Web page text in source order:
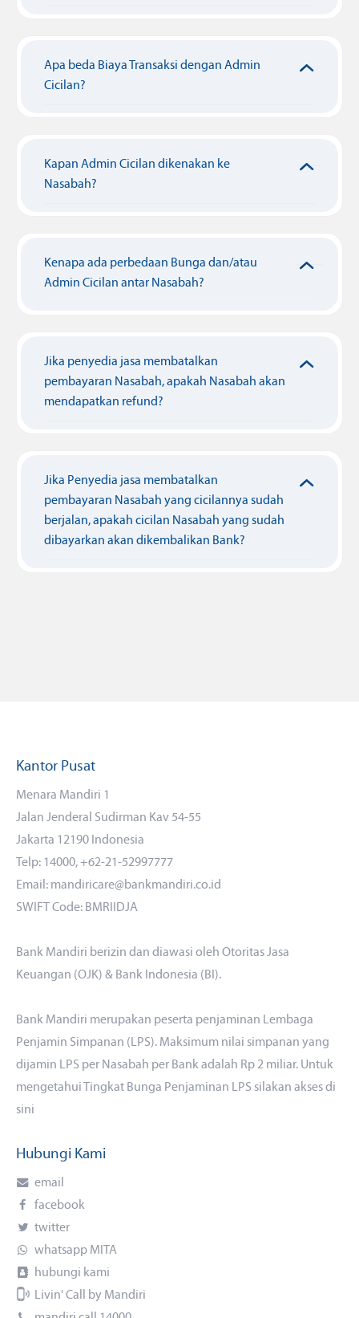
Apa beda Biaya Transaksi dengan Admin
Cicilan?
Kapan Admin Cicilan dikenakan ke
Nasabah?
Kenapa ada perbedaan Bunga dan/atau
Admin Cicilan antar Nasabah?
Jika penyedia jasa membatalkan
pembayaran Nasabah, apakah Nasabah akan
mendapatkan refund?
Jika Penyedia jasa membatalkan
pembayaran Nasabah yang cicilannya sudah
berjalan, apakah cicilan Nasabah yang sudah
dibayarkan akan dikembalikan Bank?
Kantor Pusat
Menara Mandiri 1
Jalan Jenderal Sudirman Kav 54-55
Jakarta 12190 Indonesia
Telp: 14000, +62-21-52997777
Email: mandiricare@bankmandiri.co.id
SWIFT Code: BMRIIDJA
Bank Mandiri berizin dan diawasi oleh Otoritas Jasa
Keuangan (OJK) & Bank Indonesia (BI).
Bank Mandiri merupakan peserta penjaminan Lembaga
Penjamin Simpanan (LPS). Maksimum nilai simpanan yang
dijamin LPS per Nasabah per Bank adalah Rp 2 miliar. Untuk
mengetahui Tingkat Bunga Penjaminan LPS silakan aksesdi
sini
Hubungi Kami
email
facebook
twitter
whatsapp MITA
hubungi kami
Livin' Call by Mandiri